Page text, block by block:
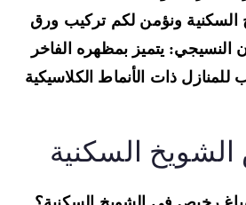
ونؤمن لكم تركيب ورق
يتميز بمظهره الفاخر
ذات الأنماط الكلاسيكية
السكنية